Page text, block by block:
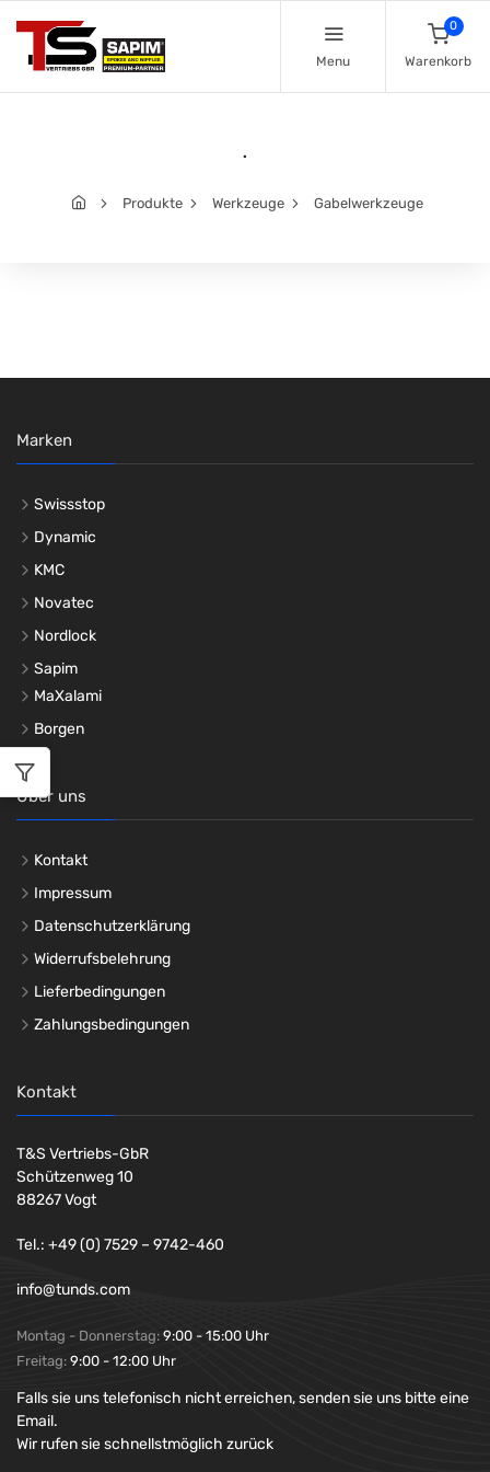
Menu
0
Warenkorb
.
Produkte Werkzeuge Gabelwerkzeuge
Marken
Swissstop
Dynamic
KMC
Novatec
Nordlock
Sapim
MaXalami
Borgen
Über uns
Kontakt
Impressum
Datenschutzerklärung
Widerrufsbelehrung
Lieferbedingungen
Zahlungsbedingungen
Kontakt
T&S Vertriebs-GbR
Schützenweg 10
88267 Vogt
Tel.: +49 (0) 7529 – 9742-460
info@tunds.com
Montag - Donnerstag: 9:00 - 15:00 Uhr
Freitag: 9:00 - 12:00 Uhr
Falls sie uns telefonisch nicht erreichen, senden sie uns bitte eine
Email.
Wir rufen sie schnellstmöglich zurück